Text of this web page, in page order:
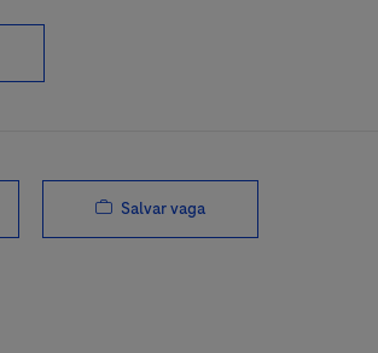
Salvar vaga